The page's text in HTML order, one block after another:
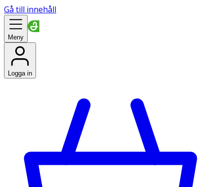
Gå till innehåll
Meny
Logga in